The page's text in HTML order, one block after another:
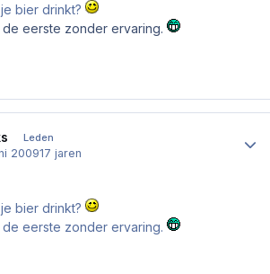
bier drinkt?
eerste zonder ervaring.
Leden
200917 jaren
bier drinkt?
eerste zonder ervaring.